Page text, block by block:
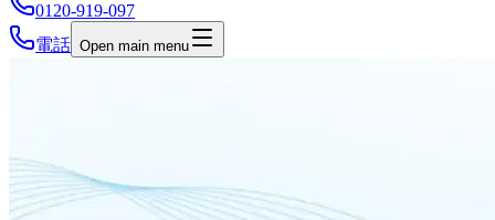
0120-919-097
電話 Open main menu